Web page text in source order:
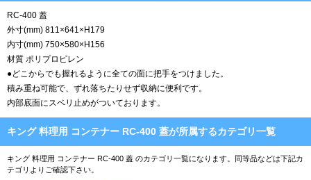
RC-400 蓋
外寸(mm) 811×641×H179
内寸(mm) 750×580×H156
材質 ポリプロピレン
●どこからでも握れるように全ての面に把手をつけました。
積み重ね可能で、ずれ落ちたりせず収納に便利です。
内部底面にスベリ止めがついております。
キング 料理用 コンテナー RC-400 蓋が所属するカテゴリ一覧
キング 料理用 コンテナー RC-400 蓋 のカテゴリ一覧になります。同等品などは下記カ
テゴリよりご確認下さい。